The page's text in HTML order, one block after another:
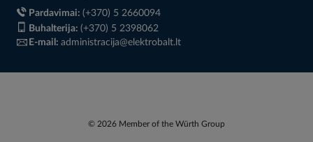
Pardavimai: (+370) 5 2660094
Buhalterija: (+370) 5 2398062
E-mail: administracija@elektrobalt.lt
© 2026 Member of the Würth Group